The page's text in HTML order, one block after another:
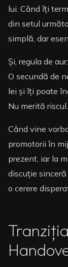
lui. Când îți
din setul
simplă, dar
Și, regula de aur:
O secundă de
lei și îți poate
Nu merită
Când vine
promotorii în
prezent, iar la
discuție
o cerere